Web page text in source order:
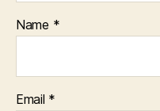
Name *
Email *